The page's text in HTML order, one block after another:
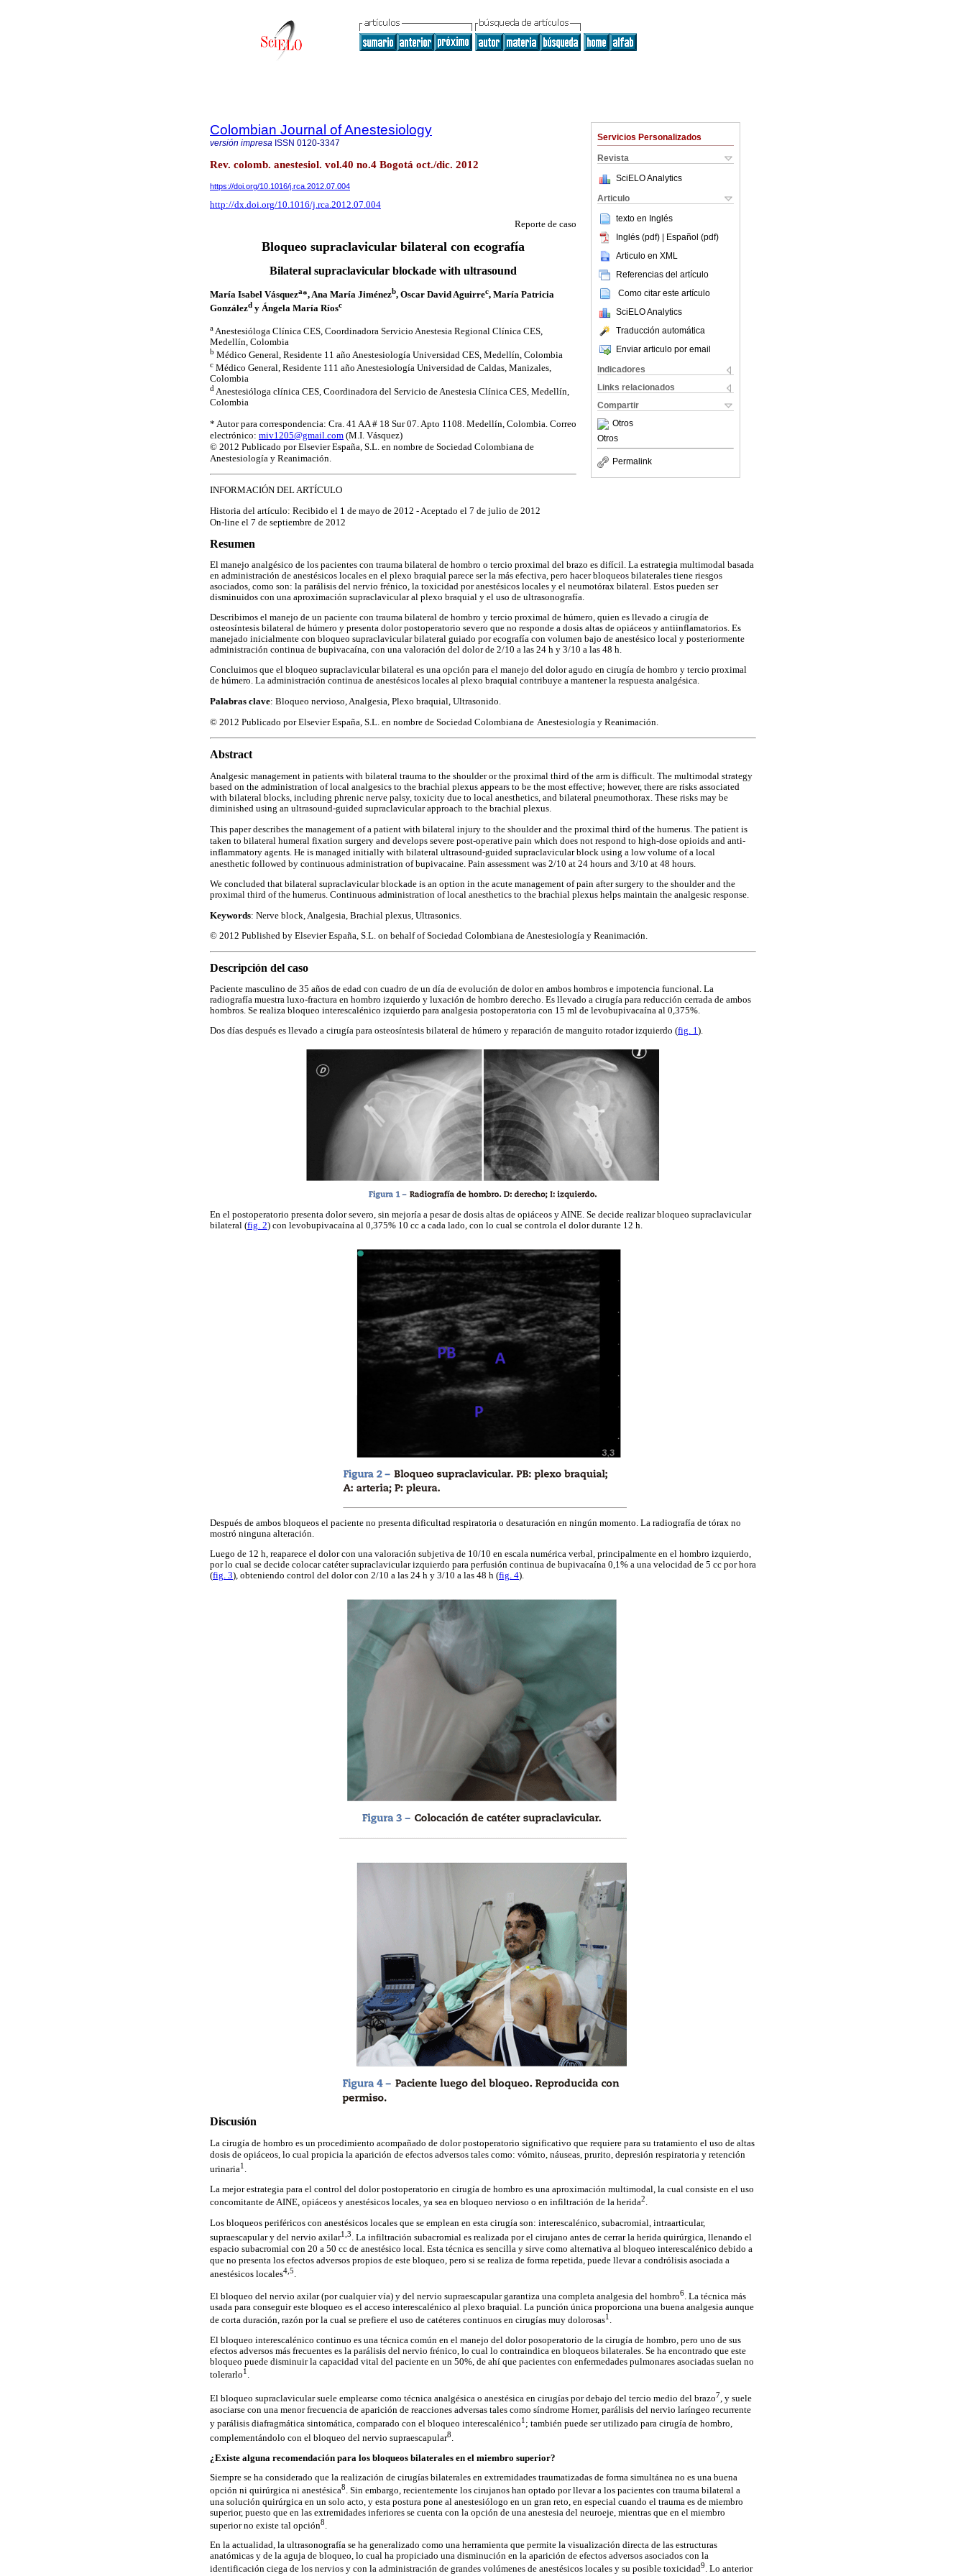
Servicios Personalizados
Revista
SciELO Analytics
Articulo
texto en Inglés
Inglés (pdf) | Español (pdf)
Articulo en XML
Referencias del artículo
Como citar este artículo
SciELO Analytics
Traducción automática
Enviar articulo por email
Indicadores
Links relacionados
Compartir
Otros
Otros
Permalink
Colombian Journal of Anestesiology
versión impresa ISSN 0120-3347
Rev. colomb. anestesiol. vol.40 no.4 Bogotá oct./dic. 2012
https://doi.org/10.1016/j.rca.2012.07.004
http://dx.doi.org/10.1016/j.rca.2012.07.004
Reporte de caso
Bloqueo supraclavicular bilateral con ecografía
Bilateral supraclavicular blockade with ultrasound
María Isabel Vásqueza*, Ana María Jiménezb, Oscar David Aguirrec, María Patricia
Gonzálezd y Ángela María Ríosc
a Anestesióloga Clínica CES, Coordinadora Servicio Anestesia Regional Clínica CES,
Medellín, Colombia
b Médico General, Residente 11 año Anestesiología Universidad CES, Medellín, Colombia
c Médico General, Residente 111 año Anestesiología Universidad de Caldas, Manizales,
Colombia
d Anestesióloga clínica CES, Coordinadora del Servicio de Anestesia Clínica CES, Medellín,
Colombia
* Autor para correspondencia: Cra. 41 AA # 18 Sur 07. Apto 1108. Medellín, Colombia. Correo
electrónico: miv1205@gmail.com (M.I. Vásquez)
© 2012 Publicado por Elsevier España, S.L. en nombre de Sociedad Colombiana de
Anestesiología y Reanimación.
INFORMACIÓN DEL ARTÍCULO
Historia del artículo: Recibido el 1 de mayo de 2012 - Aceptado el 7 de julio de 2012
On-line el 7 de septiembre de 2012
Resumen
El manejo analgésico de los pacientes con trauma bilateral de hombro o tercio proximal del brazo es difícil. La estrategia multimodal basada
en administración de anestésicos locales en el plexo braquial parece ser la más efectiva, pero hacer bloqueos bilaterales tiene riesgos
asociados, como son: la parálisis del nervio frénico, la toxicidad por anestésicos locales y el neumotórax bilateral. Estos pueden ser
disminuidos con una aproximación supraclavicular al plexo braquial y el uso de ultrasonografía.
Describimos el manejo de un paciente con trauma bilateral de hombro y tercio proximal de húmero, quien es llevado a cirugía de
osteosíntesis bilateral de húmero y presenta dolor postoperatorio severo que no responde a dosis altas de opiáceos y antiinflamatorios. Es
manejado inicialmente con bloqueo supraclavicular bilateral guiado por ecografía con volumen bajo de anestésico local y posteriormente
administración continua de bupivacaína, con una valoración del dolor de 2/10 a las 24 h y 3/10 a las 48 h.
Concluimos que el bloqueo supraclavicular bilateral es una opción para el manejo del dolor agudo en cirugía de hombro y tercio proximal
de húmero. La administración continua de anestésicos locales al plexo braquial contribuye a mantener la respuesta analgésica.
Palabras clave: Bloqueo nervioso, Analgesia, Plexo braquial, Ultrasonido.
© 2012 Publicado por Elsevier España, S.L. en nombre de Sociedad Colombiana de Anestesiología y Reanimación.
Abstract
Analgesic management in patients with bilateral trauma to the shoulder or the proximal third of the arm is difficult. The multimodal strategy
based on the administration of local analgesics to the brachial plexus appears to be the most effective; however, there are risks associated
with bilateral blocks, including phrenic nerve palsy, toxicity due to local anesthetics, and bilateral pneumothorax. These risks may be
diminished using an ultrasound-guided supraclavicular approach to the brachial plexus.
This paper describes the management of a patient with bilateral injury to the shoulder and the proximal third of the humerus. The patient is
taken to bilateral humeral fixation surgery and develops severe post-operative pain which does not respond to high-dose opioids and anti-
inflammatory agents. He is managed initially with bilateral ultrasound-guided supraclavicular block using a low volume of a local
anesthetic followed by continuous administration of bupivacaine. Pain assessment was 2/10 at 24 hours and 3/10 at 48 hours.
We concluded that bilateral supraclavicular blockade is an option in the acute management of pain after surgery to the shoulder and the
proximal third of the humerus. Continuous administration of local anesthetics to the brachial plexus helps maintain the analgesic response.
Keywords: Nerve block, Analgesia, Brachial plexus, Ultrasonics.
© 2012 Published by Elsevier España, S.L. on behalf of Sociedad Colombiana de Anestesiología y Reanimación.
Descripción del caso
Paciente masculino de 35 años de edad con cuadro de un día de evolución de dolor en ambos hombros e impotencia funcional. La
radiografía muestra luxo-fractura en hombro izquierdo y luxación de hombro derecho. Es llevado a cirugía para reducción cerrada de ambos
hombros. Se realiza bloqueo interescalénico izquierdo para analgesia postoperatoria con 15 ml de levobupivacaína al 0,375%.
Dos días después es llevado a cirugía para osteosíntesis bilateral de húmero y reparación de manguito rotador izquierdo (fig. 1).
En el postoperatorio presenta dolor severo, sin mejoría a pesar de dosis altas de opiáceos y AINE. Se decide realizar bloqueo supraclavicular
bilateral (fig. 2) con levobupivacaína al 0,375% 10 cc a cada lado, con lo cual se controla el dolor durante 12 h.
Después de ambos bloqueos el paciente no presenta dificultad respiratoria o desaturación en ningún momento. La radiografía de tórax no
mostró ninguna alteración.
Luego de 12 h, reaparece el dolor con una valoración subjetiva de 10/10 en escala numérica verbal, principalmente en el hombro izquierdo,
por lo cual se decide colocar catéter supraclavicular izquierdo para perfusión continua de bupivacaína 0,1% a una velocidad de 5 cc por hora
(fig. 3), obteniendo control del dolor con 2/10 a las 24 h y 3/10 a las 48 h (fig. 4).
Discusión
La cirugía de hombro es un procedimiento acompañado de dolor postoperatorio significativo que requiere para su tratamiento el uso de altas
dosis de opiáceos, lo cual propicia la aparición de efectos adversos tales como: vómito, náuseas, prurito, depresión respiratoria y retención
urinaria1
La mejor estrategia para el control del dolor postoperatorio en cirugía de hombro es una aproximación multimodal, la cual consiste en el uso
concomitante de AINE, opiáceos y anestésicos locales, ya sea en bloqueo nervioso o en infiltración de la herida2.
Los bloqueos periféricos con anestésicos locales que se emplean en esta cirugía son: interescalénico, subacromial, intraarticular,
supraescapular y del nervio axilar1,3 . La infiltración subacromial es realizada por el cirujano antes de cerrar la herida quirúrgica, llenando el
espacio subacromial con 20 a 50 cc de anestésico local. Esta técnica es sencilla y sirve como alternativa al bloqueo interescalénico debido a
que no presenta los efectos adversos propios de este bloqueo, pero si se realiza de forma repetida, puede llevar a condrólisis asociada a
anestésicos locales4,5.
El bloqueo del nervio axilar (por cualquier vía) y del nervio supraescapular garantiza una completa analgesia del hombro6. La técnica más
usada para conseguir este bloqueo es el acceso interescalénico al plexo braquial. La punción única proporciona una buena analgesia aunque
de corta duración, razón por la cual se prefiere el uso de catéteres continuos en cirugías muy dolorosas1.
El bloqueo interescalénico continuo es una técnica común en el manejo del dolor posoperatorio de la cirugía de hombro, pero uno de sus
efectos adversos más frecuentes es la parálisis del nervio frénico, lo cual lo contraindica en bloqueos bilaterales. Se ha encontrado que este
bloqueo puede disminuir la capacidad vital del paciente en un 50%, de ahí que pacientes con enfermedades pulmonares asociadas suelan no
tolerarlo1.
El bloqueo supraclavicular suele emplearse como técnica analgésica o anestésica en cirugías por debajo del tercio medio del brazo7 , y suele
asociarse con una menor frecuencia de aparición de reacciones adversas tales como síndrome Horner, parálisis del nervio laríngeo recurrente
y parálisis diafragmática sintomática, comparado con el bloqueo interescalénico1 ; también puede ser utilizado para cirugía de hombro,
complementándolo con el bloqueo del nervio supraescapular8
¿Existe alguna recomendación para los bloqueos bilaterales en el miembro superior?
Siempre se ha considerado que la realización de cirugías bilaterales en extremidades traumatizadas de forma simultánea no es una buena
opción ni quirúrgica ni anestésica8. Sin embargo, recientemente los cirujanos han optado por llevar a los pacientes con trauma bilateral a
una solución quirúrgica en un solo acto, y esta postura pone al anestesiólogo en un gran reto, en especial cuando el trauma es de miembro
superior, puesto que en las extremidades inferiores se cuenta con la opción de una anestesia del neuroeje, mientras que en el miembro
superior no existe tal opción8
En la actualidad, la ultrasonografía se ha generalizado como una herramienta que permite la visualización directa de las estructuras
anatómicas y de la aguja de bloqueo, lo cual ha propiciado una disminución en la aparición de efectos adversos asociados con la
identificación ciega de los nervios y con la administración de grandes volúmenes de anestésicos locales y su posible toxicidad9. Lo anterior